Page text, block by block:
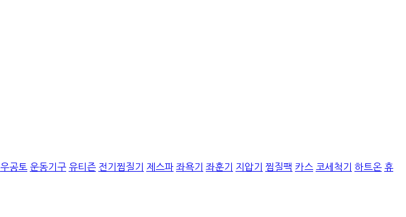
우공토 운동기구 유티즌 전기찜질기 제스파 좌욕기 좌훈기 지압기 찜질팩 카스 코세척기 하트온 휴